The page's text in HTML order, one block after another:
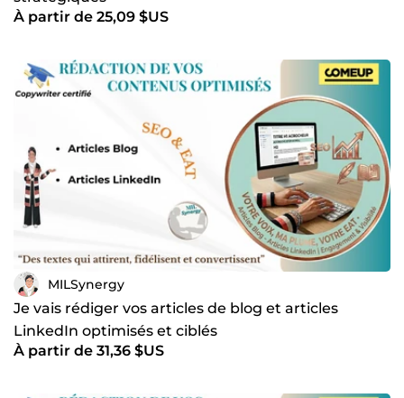
À partir de 25,09 $US
MILSynergy
Je vais rédiger vos articles de blog et articles
LinkedIn optimisés et ciblés
À partir de 31,36 $US